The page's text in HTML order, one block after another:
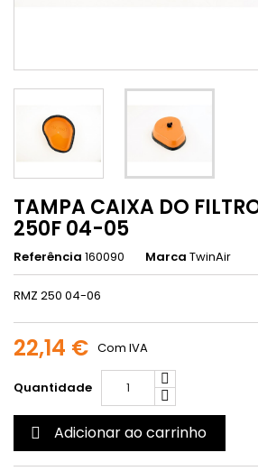
TAMPA CAIXA DO
250F 04-05
Referência 160090 Marca TwinAir
RMZ 250 04-06
22,14 € Com IVA
Quantidade
 Adicionar ao carrinho